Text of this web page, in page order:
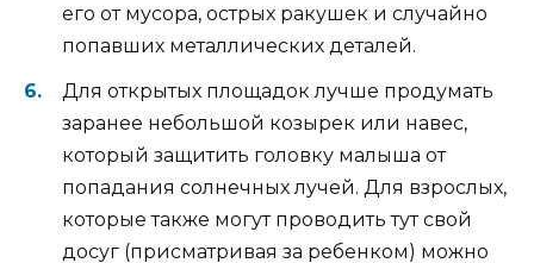
его от мусора, острых ракушек и случайно
попавших металлических деталей.
Для открытых площадок лучше продумать
заранее небольшой козырек или навес,
который защитить головку малыша от
попадания солнечных лучей. Для взрослых,
которые также могут проводить тут свой
досуг (присматривая за ребенком) можно